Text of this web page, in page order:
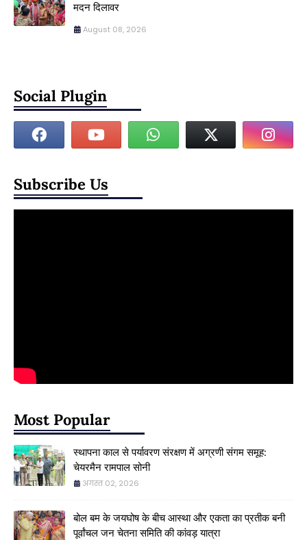
मदन दिलावर
August 08, 2026
Social Plugin
Subscribe Us
Most Popular
स्थापना काल से पर्यावरण संरक्षण में अग्रणी संगम समूह:
चेयरमैन रामपाल सोनी
अगस्त 02, 2026
बोल बम के जयघोष के बीच आस्था और एकता का प्रतीक बनी
पूर्वांचल जन चेतना समिति की कांवड़ यात्रा